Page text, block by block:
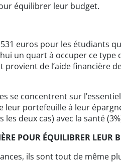
équilibrer leur budget.
euros pour les étudiants
un quart à occuper ce type
de l’aide financière
se concentrent sur
leur portefeuille à leur
deux cas) avec la santé
POUR ÉQUILIBRER LEUR
ils sont tout de même